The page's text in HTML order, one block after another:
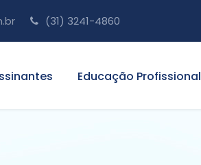
(31) 3241-4860
Educação Profissional